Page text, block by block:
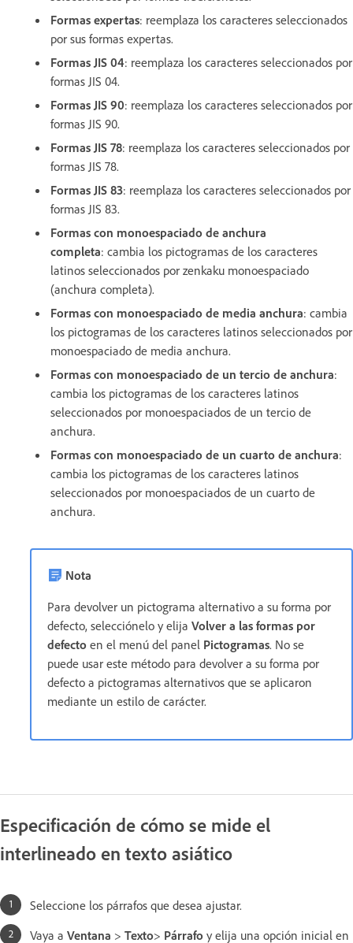
Formas expertas: reemplaza los caracteres seleccionados
por sus formas expertas.
Formas JIS 04: reemplaza los caracteres seleccionados por
formas JIS 04.
Formas JIS 90: reemplaza los caracteres seleccionados por
formas JIS 90.
Formas JIS 78: reemplaza los caracteres seleccionados por
formas JIS 78.
Formas JIS 83: reemplaza los caracteres seleccionados por
formas JIS 83.
Formas con monoespaciado de anchura
completa: cambia los pictogramas de los caracteres
latinos seleccionados por zenkaku monoespaciado
(anchura completa).
Formas con monoespaciado de media anchura: cambia
los pictogramas de los caracteres latinos seleccionados por
monoespaciado de media anchura.
Formas con monoespaciado de un tercio de anchura:
cambia los pictogramas de los caracteres latinos
seleccionados por monoespaciados de un tercio de
anchura.
Formas con monoespaciado de un cuarto de anchura:
cambia los pictogramas de los caracteres latinos
seleccionados por monoespaciados de un cuarto de
anchura.
Nota
Para devolver un pictograma alternativo a su forma por
defecto, selecciónelo y elija Volver a las formas por
defecto en el menú del panel Pictogramas. No se
puede usar este método para devolver a su forma por
defecto a pictogramas alternativos que se aplicaron
mediante un estilo de carácter.
Especificación de cómo se mide el
interlineado en texto asiático
Seleccione los párrafos que desea ajustar.
Vaya a Ventana > Texto> Párrafo y elija una opción inicial en